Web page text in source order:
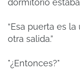
dormitorio
“Esa puerta es
otra salida.”
"¿Entonces?"